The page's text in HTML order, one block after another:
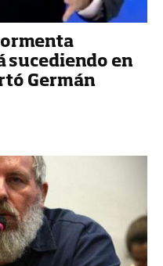
sucediendo en
Germán